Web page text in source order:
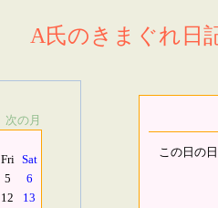
A氏のきまぐれ日
次の月
Fri Sat
5
6
12
13
この日の